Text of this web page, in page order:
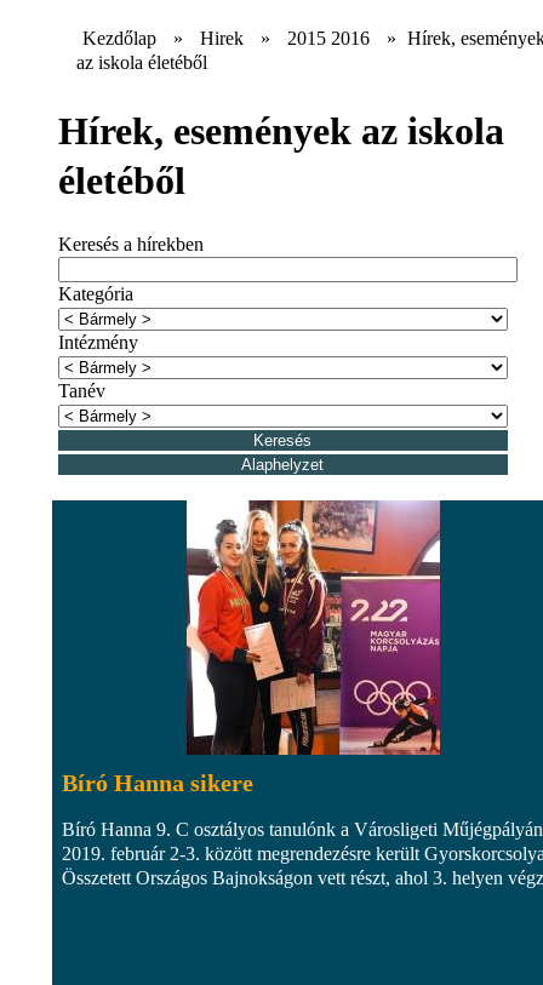
Kezdőlap » Hirek » 2015 2016 » Hírek,
az iskola életéből
Hírek, események az iskola
életéből
Keresés a hírekben
Kategória
Intézmény
Tanév
Bíró Hanna sikere
Bíró Hanna 9. C osztályos tanulónk a Városligeti Műjégpályán
2019. február 2-3. között megrendezésre került
Összetett Országos Bajnokságon vett részt, ahol 3. helyen